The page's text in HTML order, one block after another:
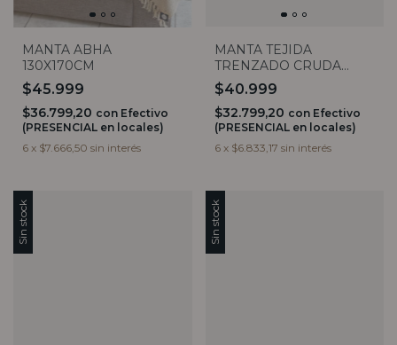
MANTA ABHA
130X170CM
$45.999
$36.799,20 con Efectivo
(PRESENCIAL en locales)
6 x $7.666,50 sin interés
MANTA TEJIDA
TRENZADO CRUDA
1,70x90
$40.999
$32.799,20 con Efectivo
(PRESENCIAL en locales)
6 x $6.833,17 sin interés
Sin stock Sin stock